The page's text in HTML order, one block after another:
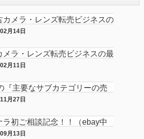
カメラ・レンズ転売ビジネスの
義教えます』のebay輸出会員
月14日
メラ・レンズ転売ビジネスの最
教えます…を販売開始し数ヶ月
月11日
『主要なサブカテゴリーの売
がカメラである件
月27日
ラ初ご相談記念！！（ebay中
ルムカメラ輸出の相談をお受け
月13日